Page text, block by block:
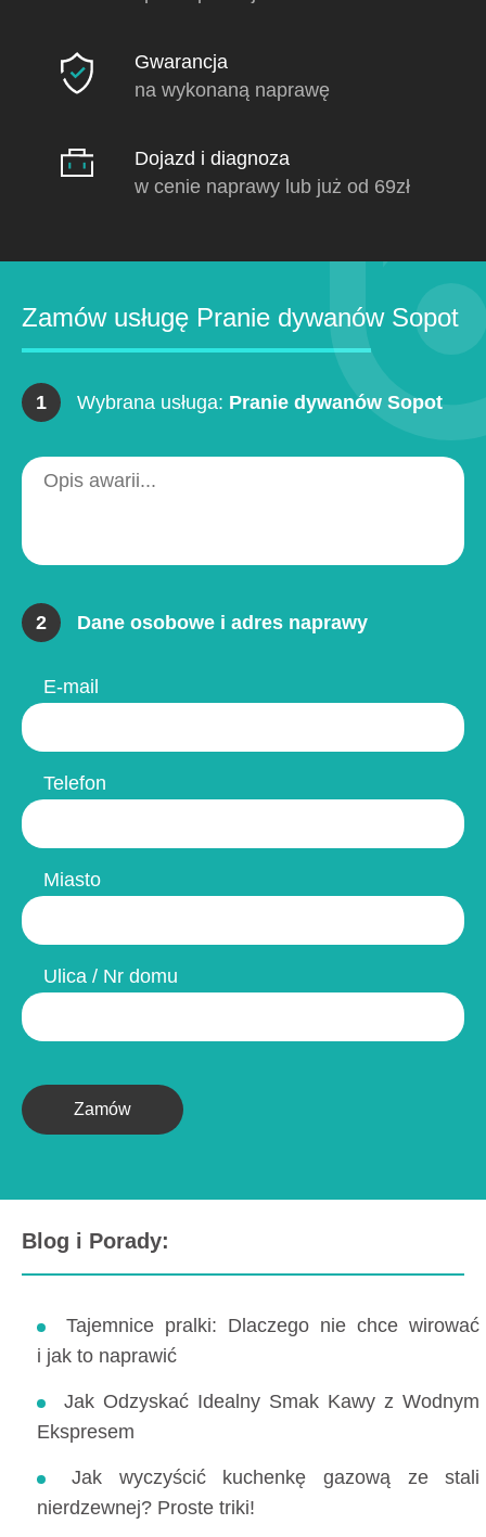
Gwarancja
na wykonaną naprawę
Dojazd i diagnoza
w cenie naprawy lub już od 69zł
Zamów usługę Pranie dywanów Sopot
1 Wybrana usługa: Pranie dywanów Sopot
2 Dane osobowe i adres naprawy
E-mail
Telefon
Miasto
Ulica / Nr domu
Zamów
Blog i Porady:
Tajemnice pralki: Dlaczego nie chce wirować
i jak to naprawić
Jak Odzyskać Idealny Smak Kawy z Wodnym
Ekspresem
Jak wyczyścić kuchenkę gazową ze stali
nierdzewnej? Proste triki!